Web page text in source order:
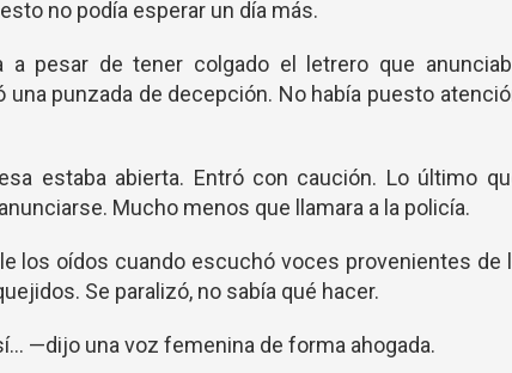
no podía esperar un día más.
a pesar de tener colgado el letrero que
una punzada de decepción. No había puesto
estaba abierta. Entró con caución. Lo último
Mucho menos que llamara a la policía.
los oídos cuando escuchó voces provenientes de
Se paralizó, no sabía qué hacer.
—dijo una voz femenina de forma ahogada.